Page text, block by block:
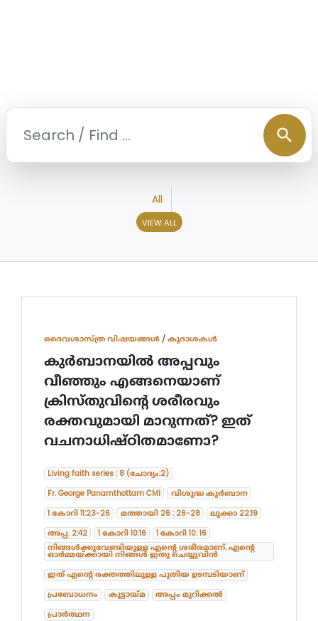
search
All
VIEW ALL
ദൈവശാസ്ത്ര വിഷയങ്ങള്‍ /കൂദാശകൾ
കുർബാനയിൽ അപ്പവും
വീഞ്ഞും എങ്ങനെയാണ്
ക്രിസ്തുവിന്റെ ശരീരവും
രക്തവുമായി മാറുന്നത്? ഇത്
വചനാധിഷ്ഠിതമാണോ?
Living faith series : 8 (ചോദ്യം:2)
Fr. George Panamthottam CMI
വിശുദ്ധ കുർബാന
1 കോറി 11:23-26
മത്തായി 26 : 26-28
ലൂക്കാ 22:19
അപ്പ. 2:42
1 കോറി 10:16
1 കോറി 10: 16
നിങ്ങൾക്കുവേണ്ടിയുള്ള എന്റെ ശരീരമാണ്. എന്റെ
ഓർമ്മയ്ക്കായി നിങ്ങൾ ഇതു ചെയ്യുവിൻ
ഇത് എന്റെ രക്തത്തിലുള്ള പുതിയ ഉടമ്പടിയാണ്
പ്രബോധനം
കൂട്ടായ്മ
അപ്പം മുറിക്കൽ
പ്രാർത്ഥന